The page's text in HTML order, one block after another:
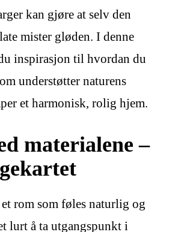
kan gjøre at selv den
mister gløden. I denne
inspirasjon til hvordan du
understøtter naturens
et harmonisk, rolig hjem.
materialene –
rom som føles naturlig og
lurt å ta utgangspunkt i